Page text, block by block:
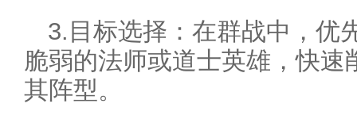
3.目标选择：在群战中，优
脆弱的法师或道士英雄，快
其阵型。